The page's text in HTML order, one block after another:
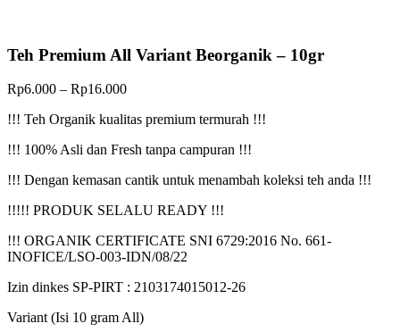
Teh Premium All Variant Beorganik – 10gr
Rp6.000 – Rp16.000
!!! Teh Organik kualitas premium termurah !!!
!!! 100% Asli dan Fresh tanpa campuran !!!
!!! Dengan kemasan cantik untuk menambah koleksi teh anda !!!
!!!!! PRODUK SELALU READY !!!
!!! ORGANIK CERTIFICATE SNI 6729:2016 No. 661-
INOFICE/LSO-003-IDN/08/22
Izin dinkes SP-PIRT : 2103174015012-26
Variant (Isi 10 gram All)